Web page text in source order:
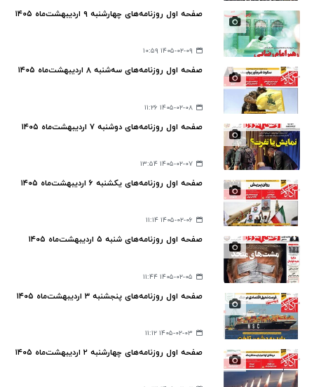
صفحه اول روزنامه‌های چهارشنبه ۹ اردیبهشت‌ماه ۱۴۰۵
۱۴۰۵-۰۲-۰۹ ۱۰:۵۹
صفحه اول روزنامه‌های سه‌شنبه ۸ اردیبهشت‌ماه ۱۴۰۵
۱۴۰۵-۰۲-۰۸ ۱۱:۲۶
صفحه اول روزنامه‌های دوشنبه ۷ اردیبهشت‌ماه ۱۴۰۵
۱۴۰۵-۰۲-۰۷ ۱۳:۵۴
صفحه اول روزنامه‌های یکشنبه ۶ اردیبهشت‌ماه ۱۴۰۵
۱۴۰۵-۰۲-۰۶ ۱۱:۱۴
صفحه اول روزنامه‌های شنبه ۵ اردیبهشت‌ماه ۱۴۰۵
۱۴۰۵-۰۲-۰۵ ۱۱:۴۴
صفحه اول روزنامه‌های پنجشنبه ۳ اردیبهشت‌ماه ۱۴۰۵
۱۴۰۵-۰۲-۰۳ ۱۱:۱۲
صفحه اول روزنامه‌های چهارشنبه ۲ اردیبهشت‌ماه ۱۴۰۵